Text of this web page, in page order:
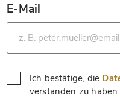
E-Mail
*
Ich bestätige, die
verstanden zu haben.